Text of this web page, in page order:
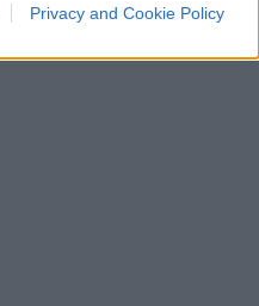
Privacy and Cookie Policy